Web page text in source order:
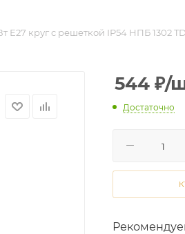
Е27 круг с решеткой IP54 НПБ 1302
544 ₽/
Достаточно